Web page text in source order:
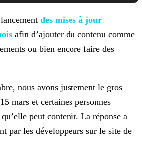
des mises à jour
afin d’ajouter du contenu comme
ou bien encore faire des
nous avons justement le gros
mars et certaines personnes
peut contenir. La réponse a
par les développeurs sur le site de